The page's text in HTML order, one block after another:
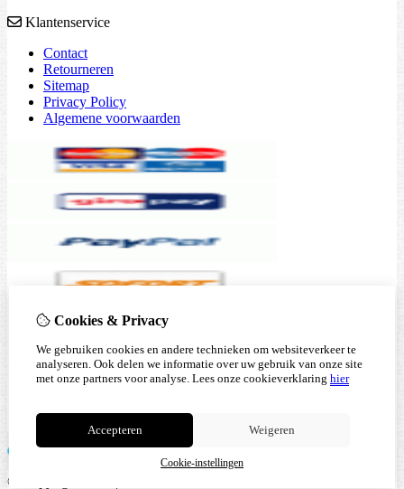
Klantenservice
Contact
Retourneren
Sitemap
Privacy Policy
Algemene voorwaarden
© Copyright 2026 |
Cookies & Privacy
We gebruiken cookies en andere technieken om websiteverkeer te
analyseren. Ook delen we informatie over uw gebruik van onze site
met onze partners voor analyse. Lees onze cookieverklaring hier
Accepteren Weigeren
Cookie-instellingen